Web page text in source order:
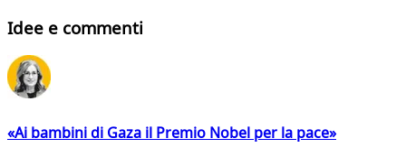
Idee e commenti
«Ai bambini di Gaza il Premio Nobel per la pace»